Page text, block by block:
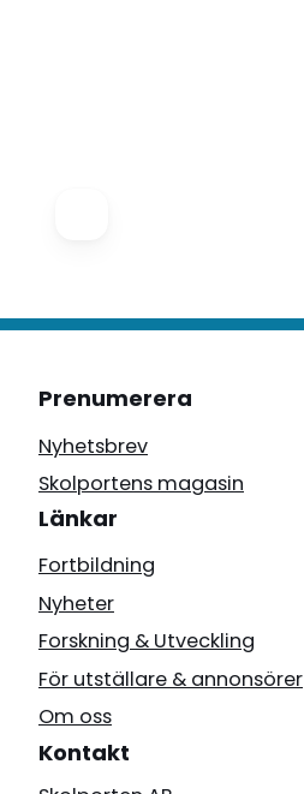
Prenumerera
Nyhetsbrev
Skolportens magasin
Länkar
Fortbildning
Nyheter
Forskning & Utveckling
För utställare & annonsörer
Om oss
Kontakt